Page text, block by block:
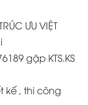
ƯU VIỆT
gặp KTS.KS
kế , thi công